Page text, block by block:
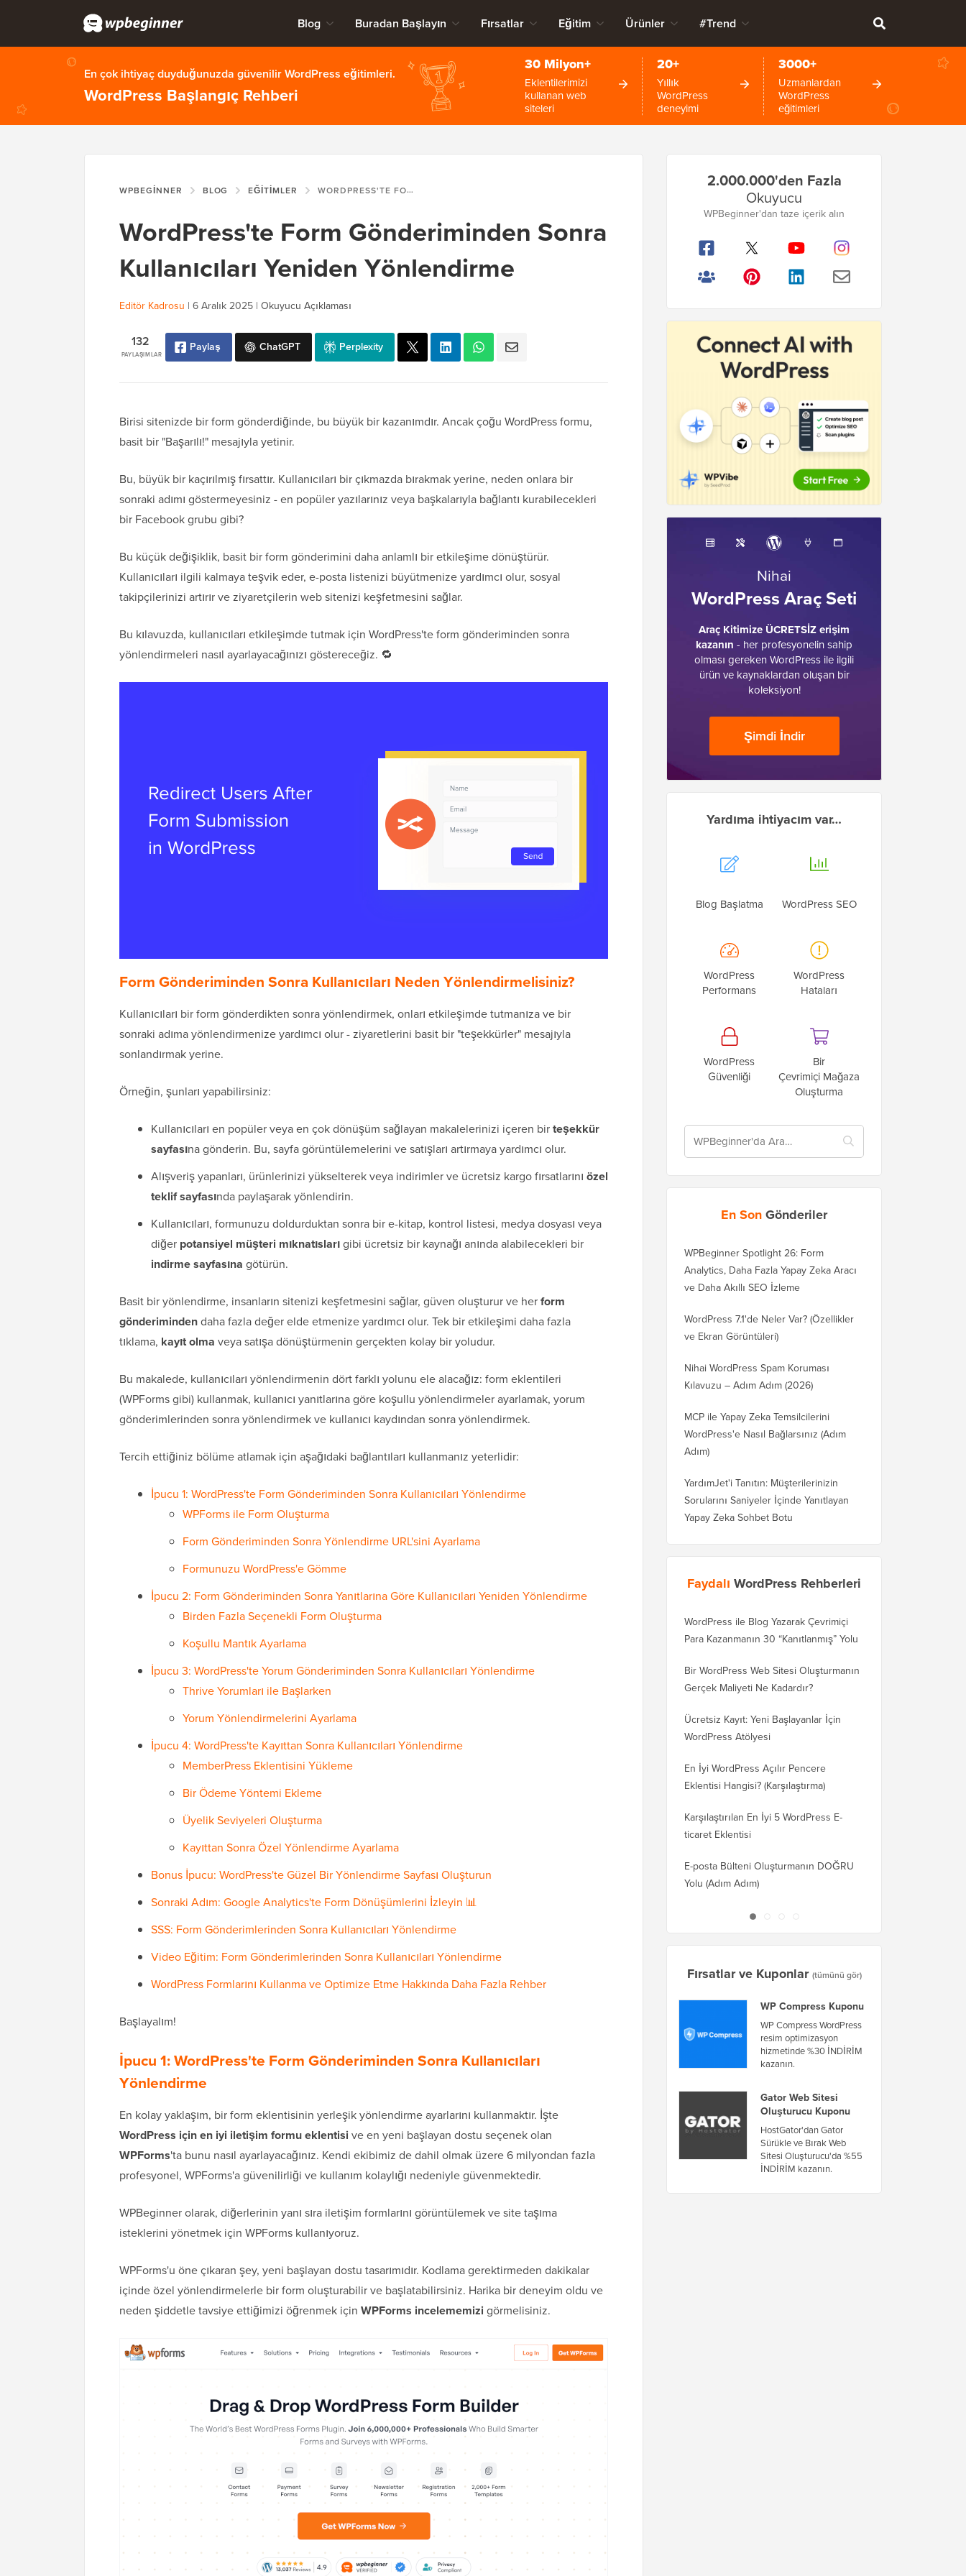
Blog Buradan Başlayın Fırsatlar Eğitim Ürünler #Trend
En çok ihtiyaç duyduğunuzda güvenilir WordPress eğitimleri.
WordPress Başlangıç Rehberi
30 Milyon+
Eklentilerimizi
kullanan web
siteleri
20+
Yıllık
WordPress
deneyimi
3000+
Uzmanlardan
WordPress
eğitimleri
WPBEGINNER BLOG EĞITIMLER WORDPRESS'TE FORM GÖNDERIMINDEN SONRA KULLANICILARI YENIDEN YÖNLENDIRME
WordPress'te Form Gönderiminden Sonra
Kullanıcıları Yeniden Yönlendirme
Editör Kadrosu | 6 Aralık 2025 | Okuyucu Açıklaması
PAYLAŞIMLAR
132 Paylaş ChatGPT Perplexity
Birisi sitenizde bir form gönderdiğinde, bu büyük bir kazanımdır. Ancak çoğu WordPress formu,
basit bir "Başarılı!" mesajıyla yetinir.
Bu, büyük bir kaçırılmış fırsattır. Kullanıcıları bir çıkmazda bırakmak yerine, neden onlara bir
sonraki adımı göstermeyesiniz - en popüler yazılarınız veya başkalarıyla bağlantı kurabilecekleri
bir Facebook grubu gibi?
Bu küçük değişiklik, basit bir form gönderimini daha anlamlı bir etkileşime dönüştürür.
Kullanıcıları ilgili kalmaya teşvik eder, e-posta listenizi büyütmenize yardımcı olur, sosyal
takipçilerinizi artırır ve ziyaretçilerin web sitenizi keşfetmesini sağlar.
Bu kılavuzda, kullanıcıları etkileşimde tutmak için WordPress'te form gönderiminden sonra
yönlendirmeleri nasıl ayarlayacağınızı göstereceğiz. 🔁
Form Gönderiminden Sonra Kullanıcıları Neden Yönlendirmelisiniz?
Kullanıcıları bir form gönderdikten sonra yönlendirmek, onları etkileşimde tutmanıza ve bir
sonraki adıma yönlendirmenize yardımcı olur - ziyaretlerini basit bir "teşekkürler" mesajıyla
sonlandırmak yerine.
Örneğin, şunları yapabilirsiniz:
Kullanıcıları en popüler veya en çok dönüşüm sağlayan makalelerinizi içeren birteşekkür
sayfasına gönderin. Bu, sayfa görüntülemelerini ve satışları artırmaya yardımcı olur.
Alışveriş yapanları, ürünlerinizi yükselterek veya indirimler ve ücretsiz kargo fırsatlarını özel
teklif sayfasında paylaşarak yönlendirin.
Kullanıcıları, formunuzu doldurduktan sonra bir e-kitap, kontrol listesi, medya dosyası veya
diğer potansiyel müşteri mıknatıslarıgibi ücretsiz bir kaynağı anında alabilecekleri bir
indirme sayfasına götürün.
Basit bir yönlendirme, insanların sitenizi keşfetmesini sağlar, güven oluşturur ve herform
gönderimindendaha fazla değer elde etmenize yardımcı olur. Tek bir etkileşimi daha fazla
tıklama, kayıt olma veya satışa dönüştürmenin gerçekten kolay bir yoludur.
Bu makalede, kullanıcıları yönlendirmenin dört farklı yolunu ele alacağız: form eklentileri
(WPForms gibi) kullanmak, kullanıcı yanıtlarına göre koşullu yönlendirmeler ayarlamak, yorum
gönderimlerinden sonra yönlendirmek ve kullanıcı kaydından sonra yönlendirmek.
Tercih ettiğiniz bölüme atlamak için aşağıdaki bağlantıları kullanmanız yeterlidir:
İpucu 1: WordPress'te Form Gönderiminden Sonra Kullanıcıları Yönlendirme
WPForms ile Form Oluşturma
Form Gönderiminden Sonra Yönlendirme URL'sini Ayarlama
Formunuzu WordPress'e Gömme
İpucu 2: Form Gönderiminden Sonra Yanıtlarına Göre Kullanıcıları Yeniden Yönlendirme
Birden Fazla Seçenekli Form Oluşturma
Koşullu Mantık Ayarlama
İpucu 3: WordPress'te Yorum Gönderiminden Sonra Kullanıcıları Yönlendirme
Thrive Yorumları ile Başlarken
Yorum Yönlendirmelerini Ayarlama
İpucu 4: WordPress'te Kayıttan Sonra Kullanıcıları Yönlendirme
MemberPress Eklentisini Yükleme
Bir Ödeme Yöntemi Ekleme
Üyelik Seviyeleri Oluşturma
Kayıttan Sonra Özel Yönlendirme Ayarlama
Bonus İpucu: WordPress'te Güzel Bir Yönlendirme Sayfası Oluşturun
Sonraki Adım: Google Analytics'te Form Dönüşümlerini İzleyin 📊
SSS: Form Gönderimlerinden Sonra Kullanıcıları Yönlendirme
Video Eğitim: Form Gönderimlerinden Sonra Kullanıcıları Yönlendirme
WordPress Formlarını Kullanma ve Optimize Etme Hakkında Daha Fazla Rehber
Başlayalım!
İpucu 1: WordPress'te Form Gönderiminden Sonra Kullanıcıları
Yönlendirme
En kolay yaklaşım, bir form eklentisinin yerleşik yönlendirme ayarlarını kullanmaktır. İşte
WordPress için en iyi iletişim formu eklentisi ve en yeni başlayan dostu seçenek olan
WPForms'ta bunu nasıl ayarlayacağınız. Kendi ekibimiz de dahil olmak üzere 6 milyondan fazla
profesyonel, WPForms'a güvenilirliği ve kullanım kolaylığı nedeniyle güvenmektedir.
WPBeginner olarak, diğerlerinin yanı sıra iletişim formlarını görüntülemek ve site taşıma
isteklerini yönetmek için WPForms kullanıyoruz.
WPForms'u öne çıkaran şey, yeni başlayan dostu tasarımıdır. Kodlama gerektirmeden dakikalar
içinde özel yönlendirmelerle bir form oluşturabilir ve başlatabilirsiniz. Harika bir deneyim oldu ve
neden şiddetle tavsiye ettiğimizi öğrenmek için WPForms incelememizi görmelisiniz.
Kenar
Çubuğu
2.000.000'den Fazla
Okuyucu
WPBeginner'dan taze içerik alın
Nihai
WordPress Araç Seti
Araç Kitimize ÜCRETSİZ erişim
kazanın - her profesyonelin sahip
olması gereken WordPress ile ilgili
ürün ve kaynaklardan oluşan bir
koleksiyon!
Şimdi İndir
Yardıma ihtiyacım var…
Blog Başlatma WordPress SEO
WordPress
Performans
WordPress
Hataları
WordPress
Güvenliği
Bir
Çevrimiçi Mağaza
Oluşturma
En SonGönderiler
WPBeginner Spotlight 26: Form
Analytics, Daha Fazla Yapay Zeka Aracı
ve Daha Akıllı SEO İzleme
WordPress 7.1'de Neler Var? (Özellikler
ve Ekran Görüntüleri)
Nihai WordPress Spam Koruması
Kılavuzu – Adım Adım (2026)
MCP ile Yapay Zeka Temsilcilerini
WordPress'e Nasıl Bağlarsınız (Adım
Adım)
YardımJet'i Tanıtın: Müşterilerinizin
Sorularını Saniyeler İçinde Yanıtlayan
Yapay Zeka Sohbet Botu
Faydalı WordPress Rehberleri
WordPress ile Blog Yazarak Çevrimiçi
Para Kazanmanın 30 “Kanıtlanmış” Yolu
Bir WordPress Web Sitesi Oluşturmanın
Gerçek Maliyeti Ne Kadardır?
Ücretsiz Kayıt: Yeni Başlayanlar İçin
WordPress Atölyesi
En İyi WordPress Açılır Pencere
Eklentisi Hangisi? (Karşılaştırma)
Karşılaştırılan En İyi 5 WordPress E-
ticaret Eklentisi
E-posta Bülteni Oluşturmanın DOĞRU
Yolu (Adım Adım)
Fırsatlar ve Kuponlar (tümünü gör)
WP Compress Kuponu
WP Compress WordPress
resim optimizasyon
hizmetinde %30 İNDİRİM
kazanın.
Gator Web Sitesi
Oluşturucu Kuponu
HostGator'dan Gator
Sürükle ve Bırak Web
Sitesi Oluşturucu'da %55
İNDİRİM kazanın.